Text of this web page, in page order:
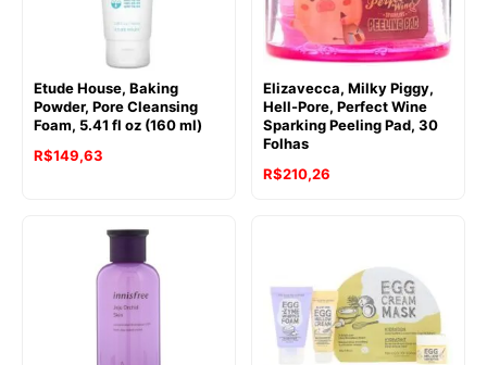
Etude House, Baking
Powder, Pore Cleansing
Foam, 5.41 fl oz (160 ml)
R$149,63
Elizavecca, Milky Piggy,
Hell-Pore, Perfect Wine
Sparking Peeling Pad, 30
Folhas
R$210,26